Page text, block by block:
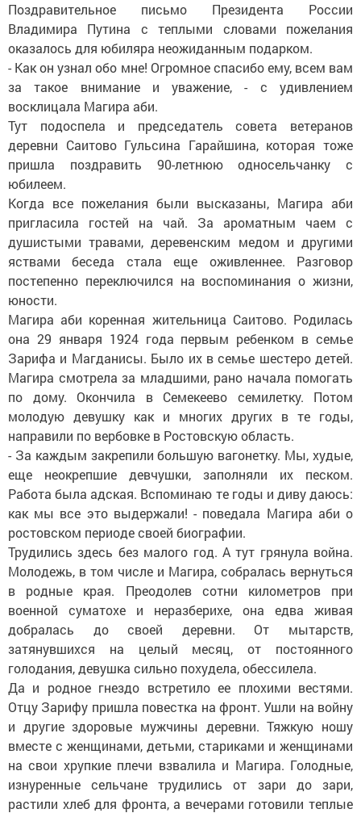
Поздравительное письмо Президента России
Владимира Путина с теплыми словами пожелания
оказалось для юбиляра неожиданным подарком.
- Как он узнал обо мне! Огромное спасибо ему, всем вам
за такое внимание и уважение, - с удивлением
восклицала Магира аби.
Тут подоспела и председатель совета ветеранов
деревни Саитово Гульсина Гарайшина, которая тоже
пришла поздравить 90-летнюю односельчанку с
юбилеем.
Когда все пожелания были высказаны, Магира аби
пригласила гостей на чай. За ароматным чаем с
душистыми травами, деревенским медом и другими
яствами беседа стала еще оживленнее. Разговор
постепенно переключился на воспоминания о жизни,
юности.
Магира аби коренная жительница Саитово. Родилась
она 29 января 1924 года первым ребенком в семье
Зарифа и Магданисы. Было их в семье шестеро детей.
Магира смотрела за младшими, рано начала помогать
по дому. Окончила в Семекеево семилетку. Потом
молодую девушку как и многих других в те годы,
направили по вербовке в Ростовскую область.
- За каждым закрепили большую вагонетку. Мы, худые,
еще неокрепшие девчушки, заполняли их песком.
Работа была адская. Вспоминаю те годы и диву даюсь:
как мы все это выдержали! - поведала Магира аби о
ростовском периоде своей биографии.
Трудились здесь без малого год. А тут грянула война.
Молодежь, в том числе и Магира, собралась вернуться
в родные края. Преодолев сотни километров при
военной суматохе и неразберихе, она едва живая
добралась до своей деревни. От мытарств,
затянувшихся на целый месяц, от постоянного
голодания, девушка сильно похудела, обессилела.
Да и родное гнездо встретило ее плохими вестями.
Отцу Зарифу пришла повестка на фронт. Ушли на войну
и другие здоровые мужчины деревни. Тяжкую ношу
вместе с женщинами, детьми, стариками и женщинами
на свои хрупкие плечи взвалила и Магира. Голодные,
изнуренные сельчане трудились от зари до зари,
растили хлеб для фронта, а вечерами готовили теплые